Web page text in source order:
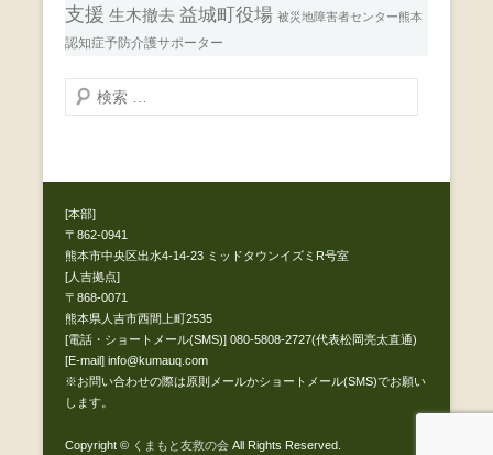
支援 生木撤去 益城町役場 被災地障害者センター熊本
認知症予防介護サポーター
検
索
[本部]
〒862-0941
熊本市中央区出水4-14-23 ミッドタウンイズミR号室
[人吉拠点]
〒868-0071
熊本県人吉市西間上町2535
[電話・ショートメール(SMS)] 080-5808-2727(代表松岡亮太直通)
[E-mail] info@kumauq.com
※お問い合わせの際は原則メールかショートメール(SMS)でお願い
します。
Copyright © くまもと友救の会 All Rights Reserved.